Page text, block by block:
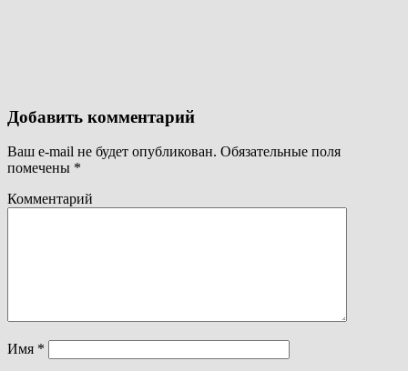
Добавить комментарий
Ваш e-mail не будет опубликован. Обязательные поля
помечены *
Комментарий
Имя *